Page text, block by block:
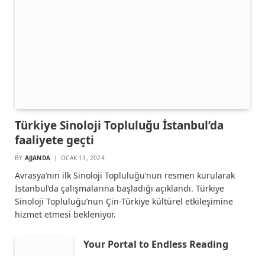
Türkiye Sinoloji Topluluğu İstanbul’da
faaliyete geçti
BY AJJANDA OCAK 13, 2024
Avrasya’nın ilk Sinoloji Topluluğu’nun resmen kurularak
İstanbul’da çalışmalarına başladığı açıklandı. Türkiye
Sinoloji Topluluğu’nun Çin-Türkiye kültürel etkileşimine
hizmet etmesi bekleniyor.
Your Portal to Endless Reading